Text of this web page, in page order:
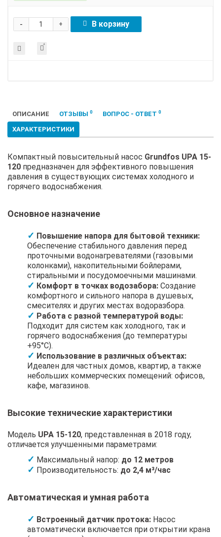
+
- В корзину
ОПИСАНИЕ ОТЗЫВЫ 0 ВОПРОС - ОТВЕТ 0
ХАРАКТЕРИСТИКИ
Компактный повысительный насос Grundfos UPA 15-
120 предназначен для эффективного повышения
давления в существующих системах холодного и
горячего водоснабжения.
Основное назначение
Повышение напора для бытовой техники:
Обеспечение стабильного давления перед
проточными водонагревателями (газовыми
колонками), накопительными бойлерами,
стиральными и посудомоечными машинами.
Комфорт в точках водозабора: Создание
комфортного и сильного напора в душевых,
смесителях и других местах водоразбора.
Работа с разной температурой воды:
Подходит для систем как холодного, так и
горячего водоснабжения (до температуры
+95°C).
Использование в различных объектах:
Идеален для частных домов, квартир, а также
небольших коммерческих помещений: офисов,
кафе, магазинов.
Высокие технические характеристики
Модель UPA 15-120, представленная в 2018 году,
отличается улучшенными параметрами:
Максимальный напор: до 12 метров
Производительность: до 2,4 м³/час
Автоматическая и умная работа
Встроенный датчик протока: Насос
автоматически включается при открытии крана